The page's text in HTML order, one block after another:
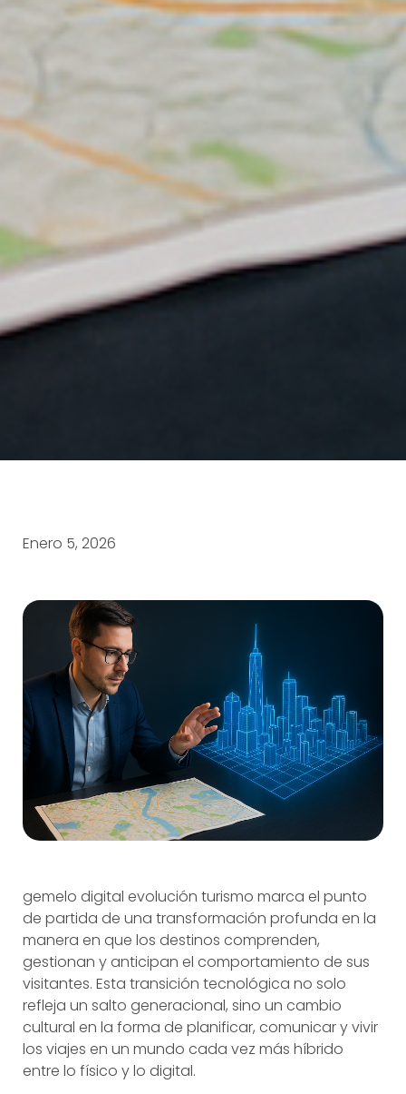
Enero 5, 2026
gemelo digital evolución turismo marca el punto
de partida de una transformación profunda en la
manera en que los destinos comprenden,
gestionan y anticipan el comportamiento de sus
visitantes. Esta transición tecnológica no solo
refleja un salto generacional, sino un cambio
cultural en la forma de planificar, comunicar y vivir
los viajes en un mundo cada vez más híbrido
entre lo físico y lo digital.